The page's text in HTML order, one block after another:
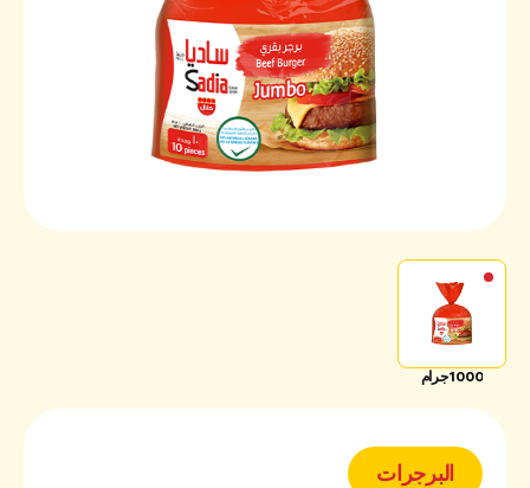
1000 جرام
البرجرات